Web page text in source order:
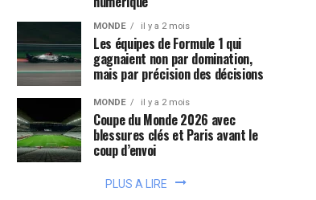
mobile
faire
deux
façons:
installer
une
application
Android
ou...
long MONDE il y a 2 mois
Les équipes de Formule 1 qui
gagnaient non par domination,
mais par précision des décisions
MONDE il y a 2 mois
Coupe du Monde 2026 avec
blessures clés et Paris avant le
coup d’envoi
PLUS A LIRE